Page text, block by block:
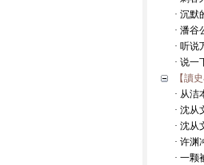
· 沉默
· 潘谷
· 听说
· 说一
【讀
· 从洁
· 沈从
· 沈从
· 许渊
· 一颗